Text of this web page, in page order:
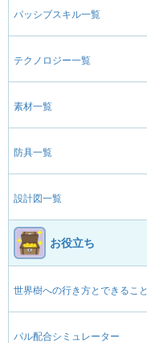
パッシブスキル一覧
テクノロジー一覧
素材一覧
防具一覧
設計図一覧
お役立ち
世界樹への行き方とできること
パル配合シミュレーター